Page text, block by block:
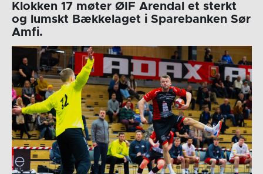
Klokken 17 møter ØIF Arendal et sterkt
og lumskt Bækkelaget i Sparebanken Sør
Amfi.